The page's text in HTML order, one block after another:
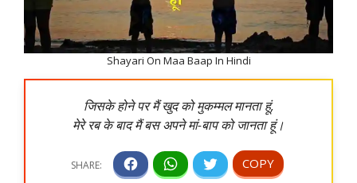
Shayari On Maa Baap In Hindi
जिसके होने पर मैं खुद को मुकम्मल मानता हूं,
मेरे रब के बाद मैं बस अपने मां-बाप को जानता हूं।